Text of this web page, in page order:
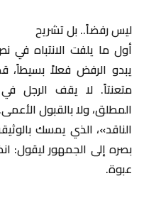
ليس رفضاً.. بل تشريح
أول ما يلفت الانتباه في
يبدو الرفض فعلاً بسيطاً،
متعنتاً. لا يقف الرجل
المطلق، ولا بالقبول
الناقد»، الذي يمسك
بصره إلى الجمهور ليقول:
عبوة.